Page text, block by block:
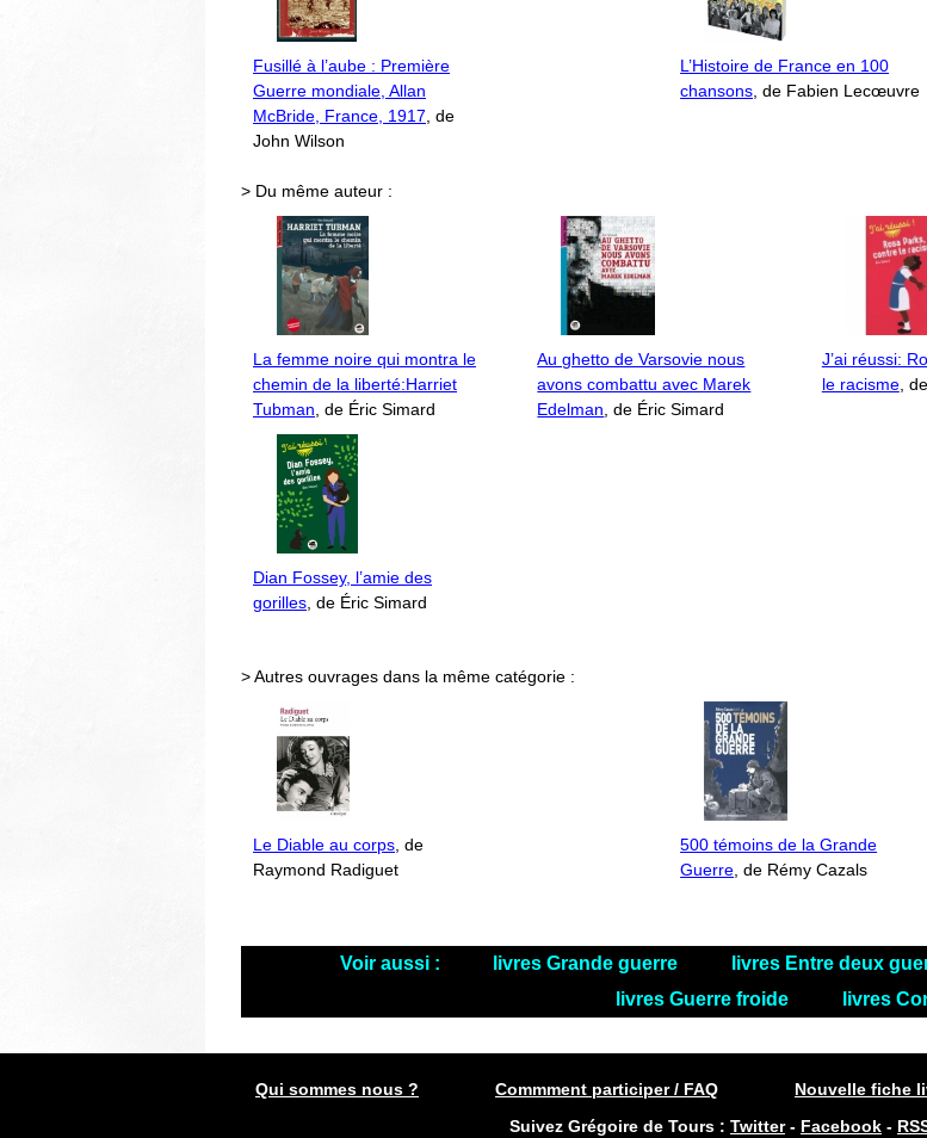
Fusillé à l’aube : Première
Guerre mondiale, Allan
McBride, France, 1917 , de
John Wilson
L’Histoire de France en 100
chansons , de Fabien Lecœuvre
> Du même auteur :
La femme noire qui montra le
chemin de la liberté:Harriet
Tubman , de Éric Simard
Au ghetto de Varsovie nous
avons combattu avec Marek
Edelman , de Éric Simard
J’ai réussi:
le racisme,
Dian Fossey, l’amie des
gorilles , de Éric Simard
> Autres ouvrages dans la même catégorie :
Le Diable au corps , de
Raymond Radiguet
500 témoins de la Grande
Guerre , de Rémy Cazals
Voir aussi : livres Grande guerre livres Entre deux
livres Guerre froide
livres
Qui sommes nous ? Commment participer / FAQ Nouvelle fiche
Suivez Grégoire de Tours : Twitter- Facebook -